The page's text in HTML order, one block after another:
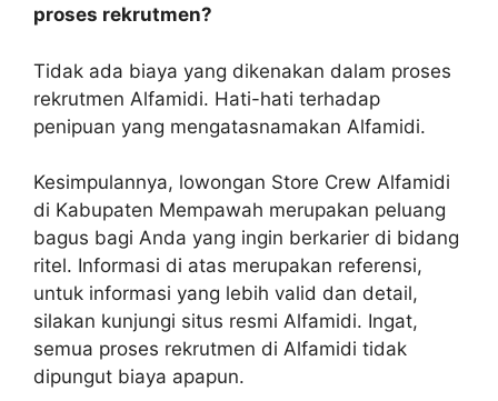
proses rekrutmen?
Tidak ada biaya yang dikenakan dalam proses
rekrutmen Alfamidi. Hati-hati terhadap
penipuan yang mengatasnamakan Alfamidi.
Kesimpulannya, lowongan Store Crew Alfamidi
di Kabupaten Mempawah merupakan peluang
bagus bagi Anda yang ingin berkarier di bidang
ritel. Informasi di atas merupakan referensi,
untuk informasi yang lebih valid dan detail,
silakan kunjungi situs resmi Alfamidi. Ingat,
semua proses rekrutmen di Alfamidi tidak
dipungut biaya apapun.